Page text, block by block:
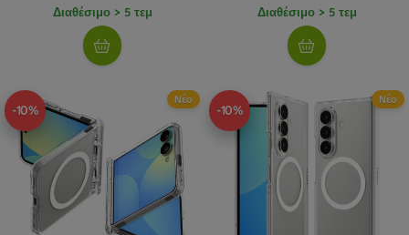
Διαθέσιμο > 5 τεμ Διαθέσιμο > 5 τεμ
-10%
Νέο
-10%
Νέο